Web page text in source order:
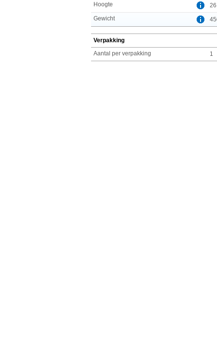
Hoogte
Gewicht
Verpakking
Aantal per verpakking
1